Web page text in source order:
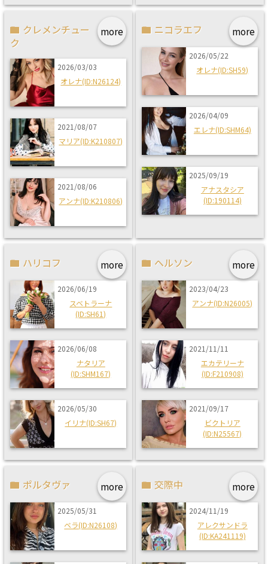
more
クレメンチュー
ク
2026/03/03
オレナ(ID:N26124)
2021/08/07
マリア(ID:K210807)
2021/08/06
アンナ(ID:K210806)
more
ニコラエフ
2026/05/22
オレナ(ID:SH59)
2026/04/09
エレナ(ID:SHM64)
2025/09/19
アナスタシア
(ID:190114)
more
ハリコフ
2026/06/19
スベトラーナ
(ID:SH61)
2026/06/08
ナタリア
(ID:SHM167)
2026/05/30
イリナ(ID:SH67)
more
ヘルソン
2023/04/23
アンナ(ID:N26005)
2021/11/11
エカテリーナ
(ID:F210908)
2021/09/17
ビクトリア
(ID:N25567)
more
ポルタヴァ
2025/05/31
ベラ(ID:N26108)
more
交際中
2024/11/19
アレクサンドラ
(ID:KA241119)